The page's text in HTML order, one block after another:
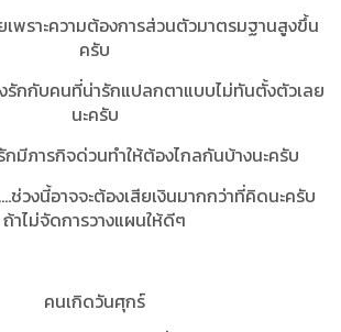
เพราะความต้องการส่วนตัวมาตรมฐานสูงขึ้น
ครับ
งรักกับคนที่น่ารักแปลกตาแบบไม่ทันตั้งตัวเลย
นะครับ
มีภารกิจด่วนทำให้ต้องไกลกันบ้างนะครับ
ช่วงนี้อาจจะต้องเสียเงินมากกว่าที่คิดนะครับ
ถ้าไม่จัดการวางแผนให้ดีๆ
คนเกิดวันศุกร์